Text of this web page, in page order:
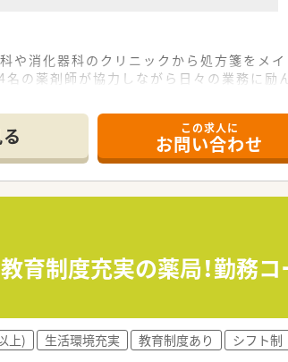
消化器科のクリニックから処方箋をメイ
の薬剤師が協力しながら日々の業務に励ん
、薬局の内外で幅広く活躍できる人材の
トータルでサポートする地域密着型の運
囲気があり、地域住民との繋がりを非常
指導や監査などの薬剤師業務を全般的に担
ェックを行うことでミスを未然に防ぐ環
る薬学的知見を日々の業務を通じて深め
この求人に
お問い合わせ
育制度充実の薬局！勤務
上) 生活環境充実 教育制度あり シフト制